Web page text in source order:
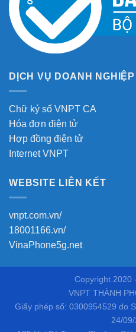
DỊCH VỤ DOANH NGHIỆP
Chữ ký số VNPT CA
Hóa đơn điện tử
Hợp đồng điện tử
Internet VNPT
WEBSITE LIÊN KẾT
vnpt.com.vn/
18001166.vn/
VinaPhone5g.net
Copyright 2020
VNPT THÀNH
Giấy phép số: 0300954529 do
24/